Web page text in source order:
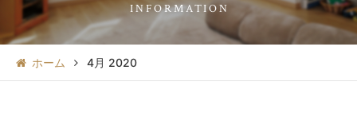
INFORMATION
ホーム 4月 2020